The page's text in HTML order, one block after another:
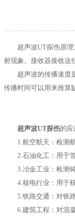
超声波UT探伤原理主
射现象。接收器接收这
超声波的传播速度是
传播时间可以用来推算
超声波UT探伤的
1.航空航天：检测航
2.石油化工：用于管
3.冶金工业：检测铸
4.核电行业：用于核
5.铁路交通：对铁路
6.建筑工程：对混凝